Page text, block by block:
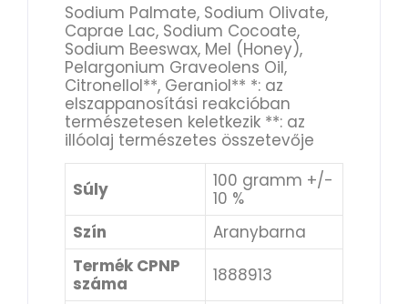
Sodium Palmate, Sodium Olivate,
Caprae Lac, Sodium Cocoate,
Sodium Beeswax, Mel (Honey),
Pelargonium Graveolens Oil,
Citronellol**, Geraniol** *: az
elszappanosítási reakcióban
természetesen keletkezik **: az
illóolaj természetes összetevője
Súly
100 gramm +/-
10 %
Szín
Aranybarna
Termék CPNP
száma
1888913